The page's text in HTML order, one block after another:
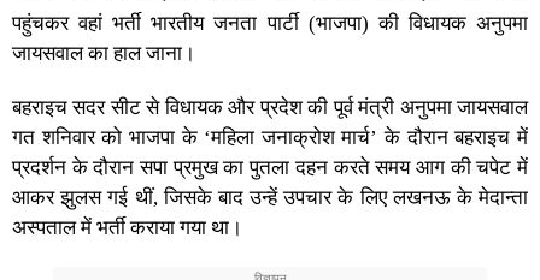
पहुंचकर वहां भर्ती भारतीय जनता पार्टी (भाजपा) की विधायक अनुपमा
जायसवाल का हाल जाना।
बहराइच सदर सीट से विधायक और प्रदेश की पूर्व मंत्री अनुपमा जायसवाल
गत शनिवार को भाजपा के ‘महिला जनाक्रोश मार्च’ के दौरान बहराइच में
प्रदर्शन के दौरान सपा प्रमुख का पुतला दहन करते समय आग की चपेट में
आकर झुलस गई थीं, जिसके बाद उन्हें उपचार के लिए लखनऊ के मेदान्ता
अस्पताल में भर्ती कराया गया था।